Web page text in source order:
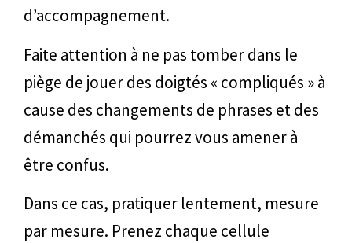
d’accompagnement.
Faite attention à ne pas tomber dans le
piège de jouer des doigtés « compliqués » à
cause des changements de phrases et des
démanchés qui pourrez vous amener à
être confus.
Dans ce cas, pratiquer lentement, mesure
par mesure. Prenez chaque cellule